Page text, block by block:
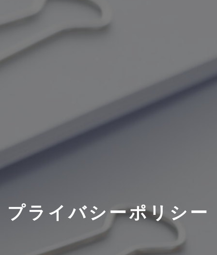
プライバシーポリシー